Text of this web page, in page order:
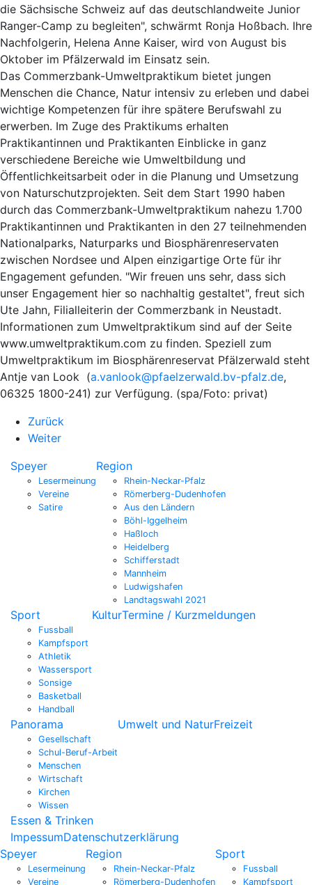
die Sächsische Schweiz auf das deutschlandweite Junior
Ranger-Camp zu begleiten", schwärmt Ronja Hoßbach. Ihre
Nachfolgerin, Helena Anne Kaiser, wird von August bis
Oktober im Pfälzerwald im Einsatz sein.
Das Commerzbank-Umweltpraktikum bietet jungen
Menschen die Chance, Natur intensiv zu erleben und dabei
wichtige Kompetenzen für ihre spätere Berufswahl zu
erwerben. Im Zuge des Praktikums erhalten
Praktikantinnen und Praktikanten Einblicke in ganz
verschiedene Bereiche wie Umweltbildung und
Öffentlichkeitsarbeit oder in die Planung und Umsetzung
von Naturschutzprojekten. Seit dem Start 1990 haben
durch das Commerzbank-Umweltpraktikum nahezu 1.700
Praktikantinnen und Praktikanten in den 27 teilnehmenden
Nationalparks, Naturparks und Biosphärenreservaten
zwischen Nordsee und Alpen einzigartige Orte für ihr
Engagement gefunden. "Wir freuen uns sehr, dass sich
unser Engagement hier so nachhaltig gestaltet", freut sich
Ute Jahn, Filialleiterin der Commerzbank in Neustadt.
Informationen zum Umweltpraktikum sind auf der Seite
www.umweltpraktikum.com zu finden. Speziell zum
Umweltpraktikum im Biosphärenreservat Pfälzerwald steht
Antje van Look (a.vanlook@pfaelzerwald.bv-pfalz.de,
06325 1800-241) zur Verfügung. (spa/Foto: privat)
Zurück
Weiter
Speyer
Lesermeinung
Vereine
Satire
Region
Rhein-Neckar-Pfalz
Römerberg-Dudenhofen
Aus den Ländern
Böhl-Iggelheim
Haßloch
Heidelberg
Schifferstadt
Mannheim
Ludwigshafen
Landtagswahl 2021
Sport
Fussball
Kampfsport
Athletik
Wassersport
Sonsige
Basketball
Handball
KulturTermine / Kurzmeldungen
Panorama
Gesellschaft
Schul-Beruf-Arbeit
Menschen
Wirtschaft
Kirchen
Wissen
Umwelt und NaturFreizeit
Essen & Trinken
ImpessumDatenschutzerklärung
Speyer
Lesermeinung
Vereine
Region
Rhein-Neckar-Pfalz
Römerberg-Dudenhofen
Sport
Fussball
Kampfsport